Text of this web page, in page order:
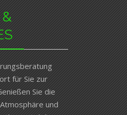
&
für Sie zur
Sie die
und